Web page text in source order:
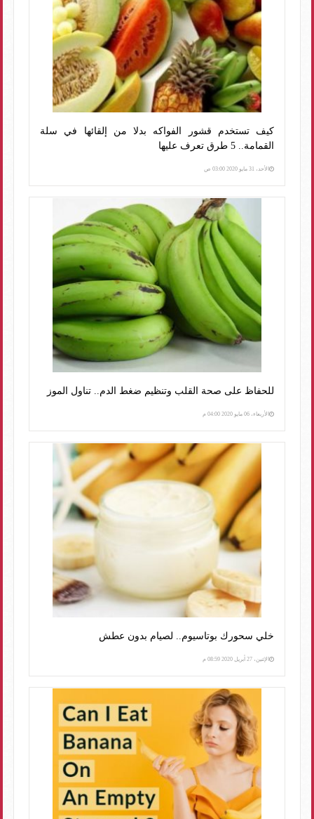
كيف تستخدم قشور الفواكه بدلا من إلقائها في سلة
القمامة.. 5 طرق تعرف عليها
الأحد، 31 مايو 2020 03:00 ص
للحفاظ على صحة القلب وتنظيم ضغط الدم.. تناول الموز
الأربعاء، 06 مايو 2020 04:00 م
خلي سحورك بوتاسيوم.. لصيام بدون عطش
الإثنين، 27 أبريل 2020 08:59 م